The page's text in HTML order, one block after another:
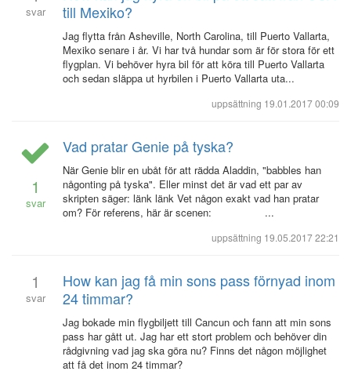
svar
till Mexiko?
Jag flytta från Asheville, North Carolina, till Puerto Vallarta,
Mexiko senare i år. Vi har två hundar som är för stora för ett
flygplan. Vi behöver hyra bil för att köra till Puerto Vallarta
och sedan släppa ut hyrbilen i Puerto Vallarta uta...
uppsättning 19.01.2017 00:09
1
svar
Vad pratar Genie på tyska?
När Genie blir en ubåt för att rädda Aladdin, "babbles han
någonting på tyska". Eller minst det är vad ett par av
skripten säger: länk länk Vet någon exakt vad han pratar
om? För referens, här är scenen: ...
uppsättning 19.05.2017 22:21
1
svar
How kan jag få min sons pass förnyad inom
24 timmar?
Jag bokade min flygbiljett till Cancun och fann att min sons
pass har gått ut. Jag har ett stort problem och behöver din
rådgivning vad jag ska göra nu? Finns det någon möjlighet
att få det inom 24 timmar?